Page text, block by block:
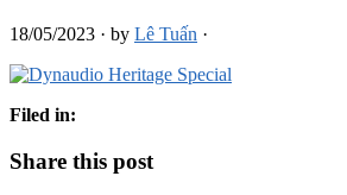
18/05/2023 · by Lê Tuấn ·
Filed in:
Share this post